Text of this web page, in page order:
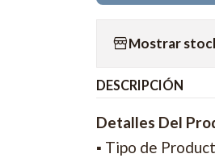
Mostrar
DESCRIPCIÓN
Detalles Del
▪ Tipo de